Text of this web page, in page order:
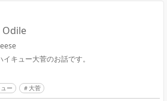
Odile
キュー大菅のお話です。
ー 大菅